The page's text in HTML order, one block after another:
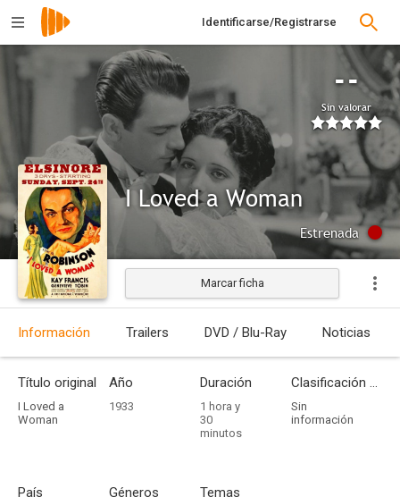
Identificarse/Registrarse
--
Sin valorar
I Loved a Woman
Estrenada
Marcar ficha
Información Trailers DVD / Blu-Ray Noticias
Título original
I Loved a
Woman
Año
1933
Duración
1 hora y
30
minutos
Clasificación por edades
Sin
información
País Géneros Temas